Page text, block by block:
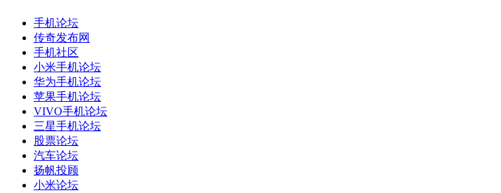
手机论坛
传奇发布网
手机社区
小米手机论坛
华为手机论坛
苹果手机论坛
VIVO手机论坛
三星手机论坛
股票论坛
汽车论坛
扬帆投顾
小米论坛